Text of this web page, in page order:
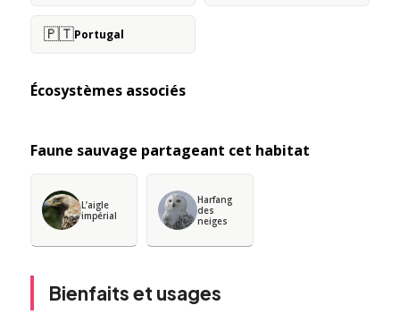
🇵🇹Portugal
Écosystèmes associés
Faune sauvage partageant cet habitat
L’aigle
impérial
Harfang
des
neiges
Bienfaits et usages